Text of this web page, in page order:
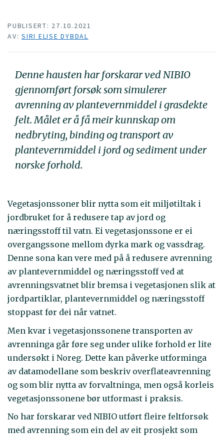
PUBLISERT: 27.10.2021
AV: SIRI ELISE DYBDAL
Denne hausten har forskarar ved NIBIO
gjennomført forsøk som simulerer
avrenning av plantevernmiddel i grasdekte
felt. Målet er å få meir kunnskap om
nedbryting, binding og transport av
plantevernmiddel i jord og sediment under
norske forhold.
Vegetasjonssoner blir nytta som eit miljøtiltak i
jordbruket for å redusere tap av jord og
næringsstoff til vatn. Ei vegetasjonssone er ei
overgangssone mellom dyrka mark og vassdrag.
Denne sona kan vere med på å redusere avrenning
av plantevernmiddel og næringsstoff ved at
avrenningsvatnet blir bremsa i vegetasjonen slik at
jordpartiklar, plantevernmiddel og næringsstoff
stoppast før dei når vatnet.
Men kvar i vegetasjonssonene transporten av
avrenninga går føre seg under ulike forhold er lite
undersøkt i Noreg. Dette kan påverke utforminga
av datamodellane som beskriv overflateavrenning
og som blir nytta av forvaltninga, men også korleis
vegetasjonssonene bør utformast i praksis.
No har forskarar ved NIBIO utført fleire feltforsøk
med avrenning som ein del av eit prosjekt som